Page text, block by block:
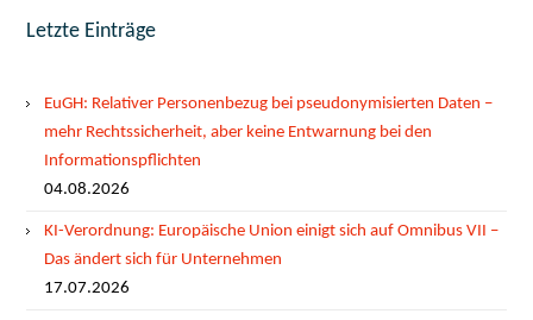
Letzte Einträge
EuGH: Relativer Personenbezug bei pseudonymisierten Daten –
mehr Rechtssicherheit, aber keine Entwarnung bei den
Informationspflichten
04.08.2026
KI-Verordnung: Europäische Union einigt sich auf Omnibus VII –
Das ändert sich für Unternehmen
17.07.2026